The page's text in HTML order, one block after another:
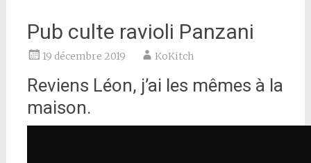
Pub culte ravioli Panzani
19 décembre 2019 KoKitch
Reviens Léon, j’ai les mêmes à la
maison.